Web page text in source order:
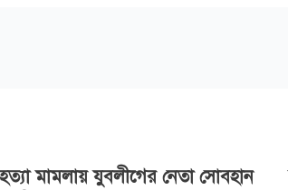
হত্যা মামলায় যুবলীগের নেতা সোবহান